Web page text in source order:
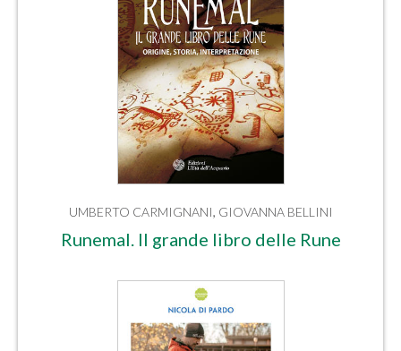
UMBERTO CARMIGNANI, GIOVANNA BELLINI
Runemal. Il grande libro delle Rune